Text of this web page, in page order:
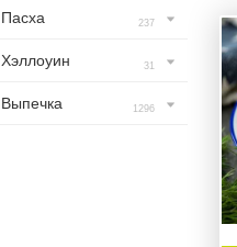
Пасха 237
Хэллоуин 31
Выпечка 1296